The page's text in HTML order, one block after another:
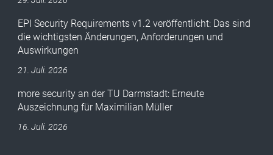
EPI Security Requirements v1.2 veröffentlicht: Das sind
die wichtigsten Änderungen, Anforderungen und
Auswirkungen
21. Juli. 2026
more security an der TU Darmstadt: Erneute
Auszeichnung für Maximilian Müller
16. Juli. 2026